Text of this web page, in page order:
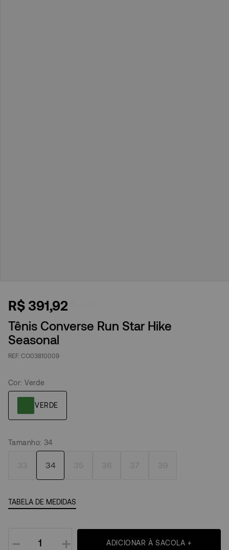
R$ 391,92
Tênis Converse Run Star Hike
Seasonal
CO03810009
Cor: Verde
Tamanho: 34
33 34 35 36 37 39
TABELA DE MEDIDAS
＋
－ ADICIONAR À SACOLA +